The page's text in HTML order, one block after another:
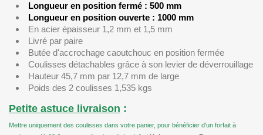
Longueur en position fermé : 500 mm
Longueur en position ouverte : 1000 mm
En acier épaisseur 1,2 mm et 1,5 mm
Livré par paire
Butée d'accrochage caoutchouc en position fermée
Coulisses détachables grâce à son levier de déverrouillage
Hauteur 45,7 mm par 12,7 mm de large
Poids des 2 coulisses 1,535 kgs
Petite astuce livraison :
Mettre uniquement des coulisses dans votre panier, pour bénéficier d'un forfait à